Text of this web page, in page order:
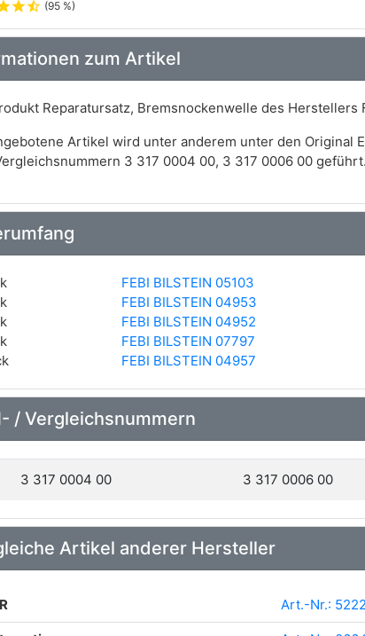
starstar_half (95 %)
zum Artikel
Reparatursatz, Bremsnockenwelle des Herstellers
Artikel wird unter anderem unter den Original
3 317 0004 00, 3 317 0006 00 geführt.
FEBI BILSTEIN 05103
FEBI BILSTEIN 04953
FEBI BILSTEIN 04952
FEBI BILSTEIN 07797
FEBI BILSTEIN 04957
/ Vergleichsnummern
3 317 0004 00 3 317 0006 00
Artikel anderer Hersteller
Art.-Nr.: